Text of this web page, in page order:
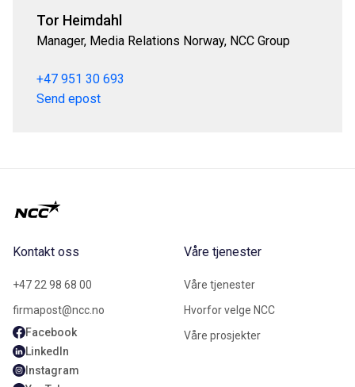
Tor Heimdahl
Manager, Media Relations Norway, NCC Group
+47 951 30 693
Send epost
Kontakt oss
+47 22 98 68 00
firmapost@ncc.no
Facebook
LinkedIn
Instagram
Våre tjenester
Våre tjenester
Hvorfor velge NCC
Våre prosjekter